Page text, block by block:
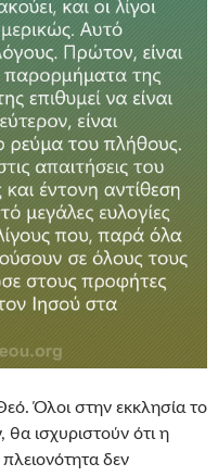
Όλοι στην εκκλησία το
ισχυριστούν ότι η
δεν